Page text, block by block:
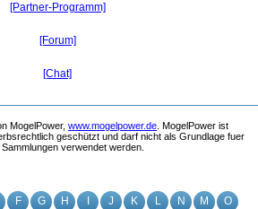
F G H J K L N M
O
[Partner-Programm]
[Forum]
[Chat]
MogelPower, www.mogelpower.de . MogelPower ist
geschützt und darf nicht als Grundlage fuer
verwendet werden.